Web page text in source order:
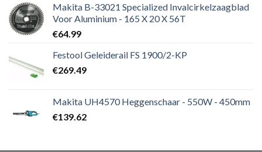
Makita B-33021 Specialized Invalcirkelzaagblad
Voor Aluminium - 165 X 20 X 56T
€64.99
Festool Geleiderail FS 1900/2-KP
€269.49
Makita UH4570 Heggenschaar - 550W - 450mm
€139.62